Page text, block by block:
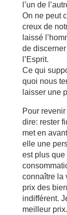
l’un de
On ne peut
creux de
laissé
de
l’Esprit.
Ce qui
quoi nous
laisser une
Pour
dire: rester
met en
elle une
est plus que
connaître la
prix des
indifférent.
meilleur